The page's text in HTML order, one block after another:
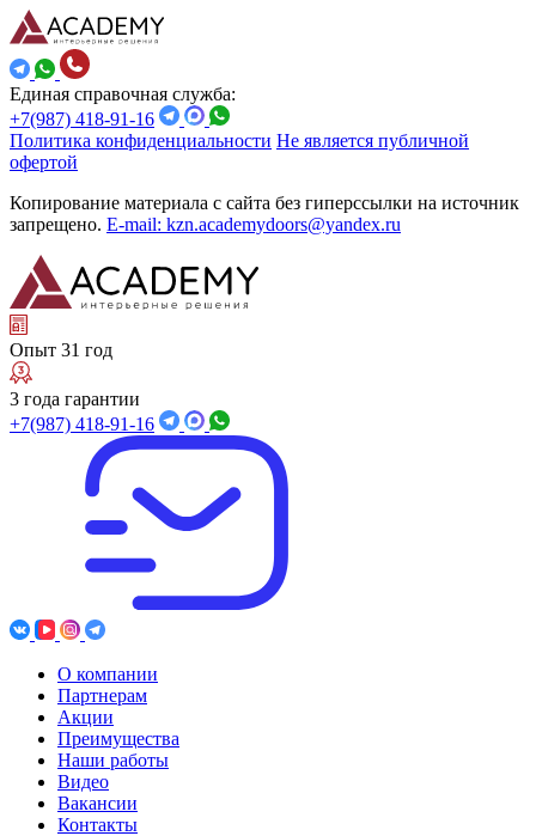
Единая справочная служба:
+7(987) 418-91-16
Политика конфиденциальности Не является публичной
офертой
Копирование материала с сайта без гиперссылки на источник
запрещено. E-mail: kzn.academydoors@yandex.ru
Опыт 31 год
3 года гарантии
+7(987) 418-91-16
О компании
Партнерам
Акции
Преимущества
Наши работы
Видео
Вакансии
Контакты